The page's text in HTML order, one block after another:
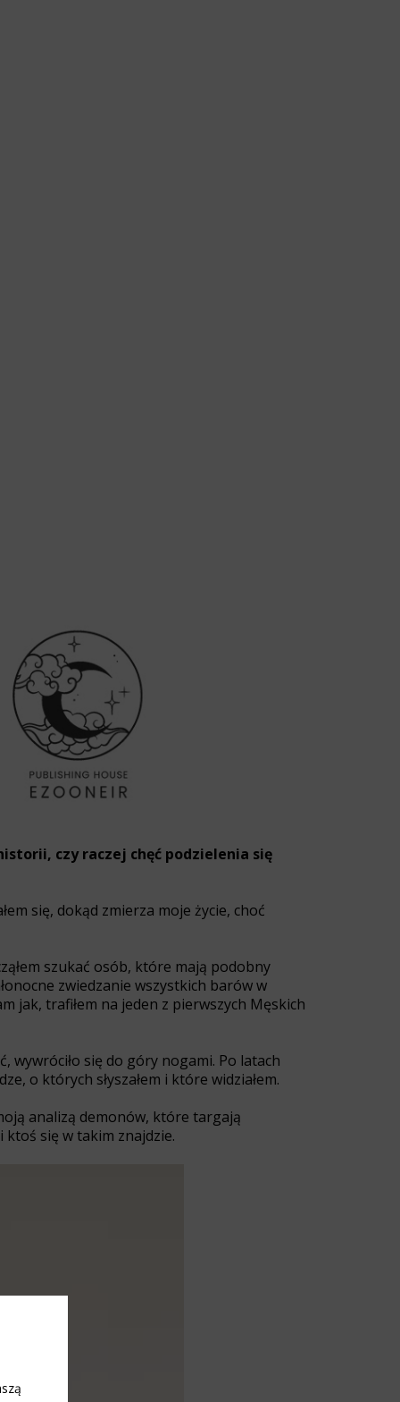
czy raczej chęć podzielenia się
się, dokąd zmierza moje życie, choć
szukać osób, które mają podobny
zwiedzanie wszystkich barów w
jak, trafiłem na jeden z pierwszych Męskich
wywróciło się do góry nogami. Po latach
o których słyszałem i które widziałem.
analizą demonów, które targają
ktoś się w takim znajdzie.